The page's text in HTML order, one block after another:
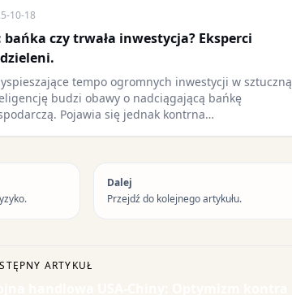
10-18
bańka czy trwała inwestycja? Eksperci
tempo ogromnych inwestycji w sztuczną
budzi obawy o nadciągającą bańkę
Pojawia się jednak kontrna…
Dalej
Przejdź do kolejnego artykułu.
ARTYKUŁ